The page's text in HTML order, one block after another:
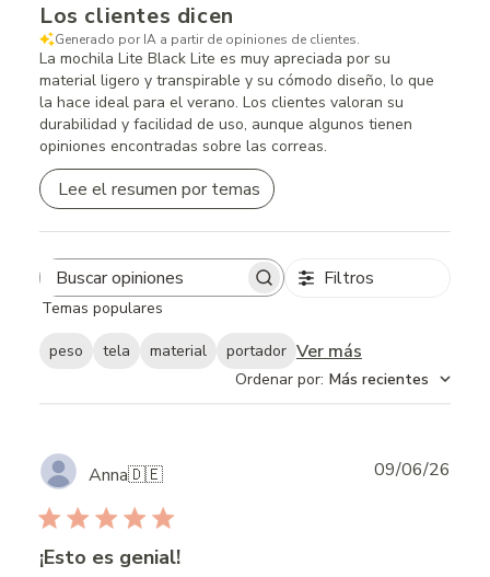
Los clientes dicen
Generado por IA a partir de opiniones de clientes.
La mochila Lite Black Lite es muy apreciada por su
material ligero y transpirable y su cómodo diseño, lo que
la hace ideal para el verano. Los clientes valoran su
durabilidad y facilidad de uso, aunque algunos tienen
opiniones encontradas sobre las correas.
Lee el resumen por temas
Search
reviews
Filtros
Temas populares
peso tela material portador Ver más
Ordenar por: Más recientes
Anna🇩🇪
¡Esto es genial!
09/06/26